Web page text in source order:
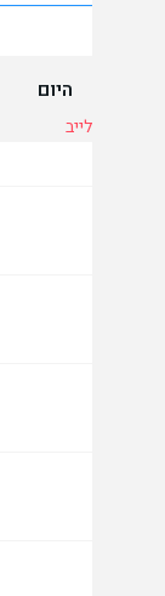
היום
לייב